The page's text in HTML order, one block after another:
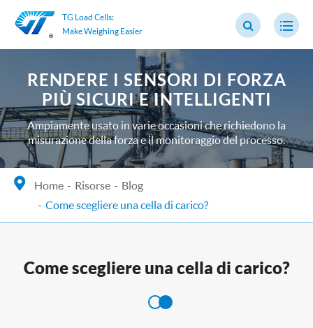
TG Load Cells:
Make Weighing Easier
RENDERE I SENSORI DI FORZA
PIÙ SICURI E INTELLIGENTI
Ampiamente usato in varie occasioni che richiedono la
misurazione della forza e il monitoraggio del processo.
Home Risorse
Blog
Come scegliere una cella di carico?
Come scegliere una cella di carico?